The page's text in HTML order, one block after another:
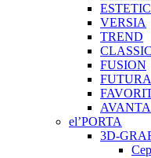
VERSIA
TREND
CLASSIC
FUSION
FUTURA
AVANTA
el’PORTA
3D-